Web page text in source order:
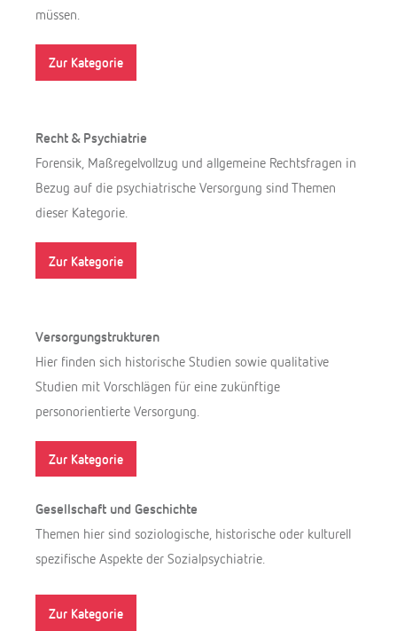
müssen.
Zur Kategorie
Recht & Psychiatrie
Forensik, Maßregelvollzug und allgemeine Rechtsfragen in
Bezug auf die psychiatrische Versorgung sind Themen
dieser Kategorie.
Zur Kategorie
Versorgungstrukturen
Hier finden sich historische Studien sowie qualitative
Studien mit Vorschlägen für eine zukünftige
personorientierte Versorgung.
Zur Kategorie
Gesellschaft und Geschichte
Themen hier sind soziologische, historische oder kulturell
spezifische Aspekte der Sozialpsychiatrie.
Zur Kategorie